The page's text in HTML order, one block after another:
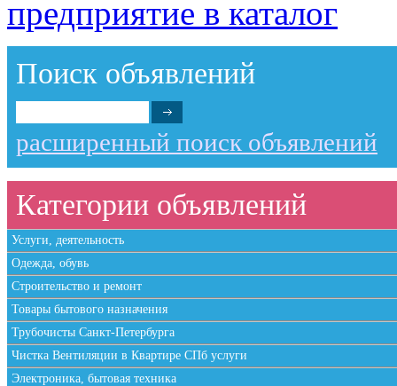
Поиск объявлений
расширенный поиск объявлений
Категории объявлений
Услуги, деятельность
Одежда, обувь
Строительство и ремонт
Товары бытового назначения
Трубочисты Санкт-Петербурга
Чистка Вентиляции в Квартире СПб услуги
Электроника, бытовая техника